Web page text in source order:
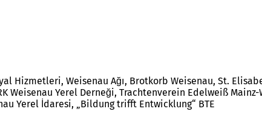
Hizmetleri, Weisenau Ağı, Brotkorb Weisenau, St.
Weisenau Yerel Derneği, Trachtenverein Edelweiß Mainz-
Yerel İdaresi, „Bildung trifft Entwicklung“ BTE